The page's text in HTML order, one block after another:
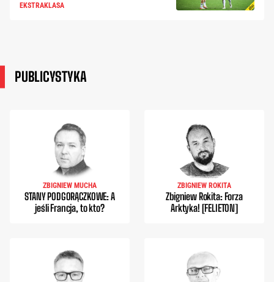
EKSTRAKLASA
PUBLICYSTYKA
ZBIGNIEW MUCHA
STANY PODGORĄCZKOWE: A
jeśli Francja, to kto?
ZBIGNIEW ROKITA
Zbigniew Rokita: Forza
Arktyka! [FELIETON]